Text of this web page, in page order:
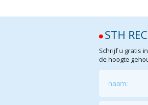
STH
Schrijf u gratis
de hoogte
naam: